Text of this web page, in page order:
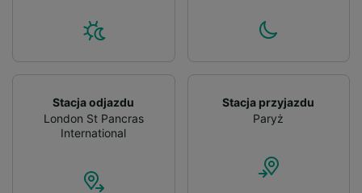
Stacja odjazdu
London St Pancras
International
Stacja przyjazdu
Paryż